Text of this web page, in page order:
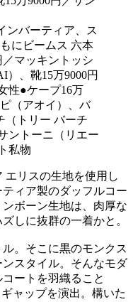
ンバーティア、ス
にビームス 六本
マッキントッシ
）、靴15万9000円
性●ケープ16万
（アオイ）、バ
（トリー バーチ
ントーニ（リエー
私物
エリスの生地を使用し
ィア製のダッフルコー
ボーン生地は、肉厚な
しに抜群の一着かと。
。そこに黒のモンクス
スタイル。そんなモダ
ートを羽織ること
ャップを演出。構いた